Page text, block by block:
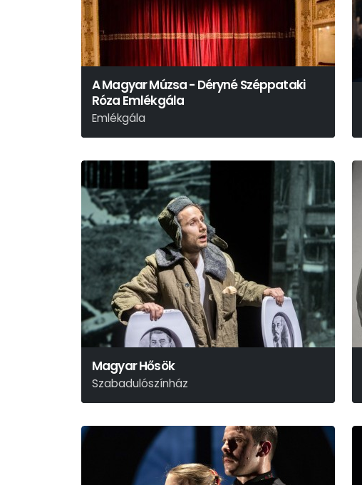
A Magyar Múzsa - Déryné Széppataki
Róza Emlékgála
Emlékgála
Magyar Hősök
Szabadulószínház
Szabó Borbála